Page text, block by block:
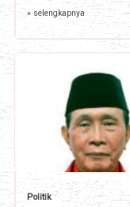
» selengkapnya
Politik